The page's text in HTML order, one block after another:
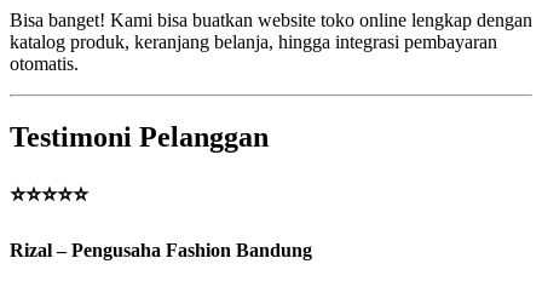
Bisa banget! Kami bisa buatkan website toko online lengkap dengan
katalog produk, keranjang belanja, hingga integrasi pembayaran
otomatis.
Testimoni Pelanggan
⭐⭐⭐⭐⭐
Rizal – Pengusaha Fashion Bandung